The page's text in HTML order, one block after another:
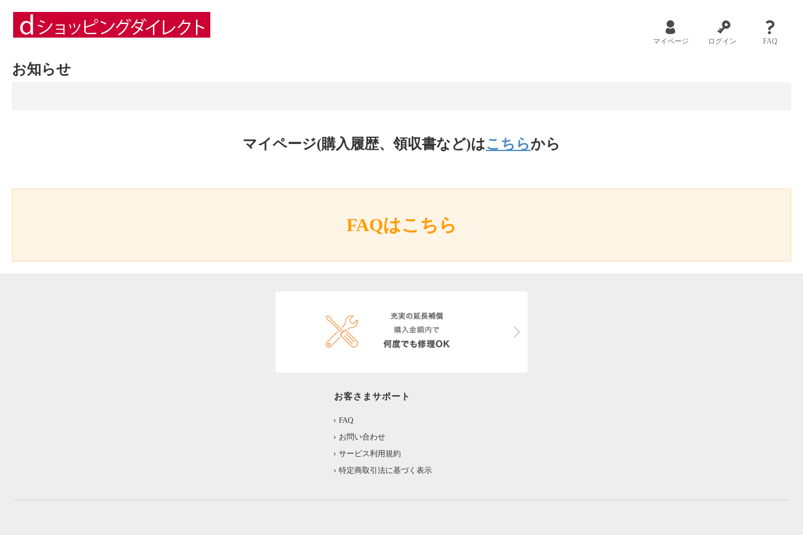
マイページ ログイン FAQ
お知らせ
マイページ(購入履歴、領収書など)はこちらから
FAQはこちら
お客さまサポート
FAQ
お問い合わせ
サービス利用規約
特定商取引法に基づく表示